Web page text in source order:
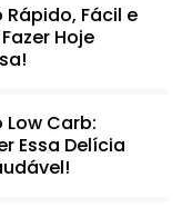
Rápido, Fácil e
Hoje
Low Carb:
Essa Delícia